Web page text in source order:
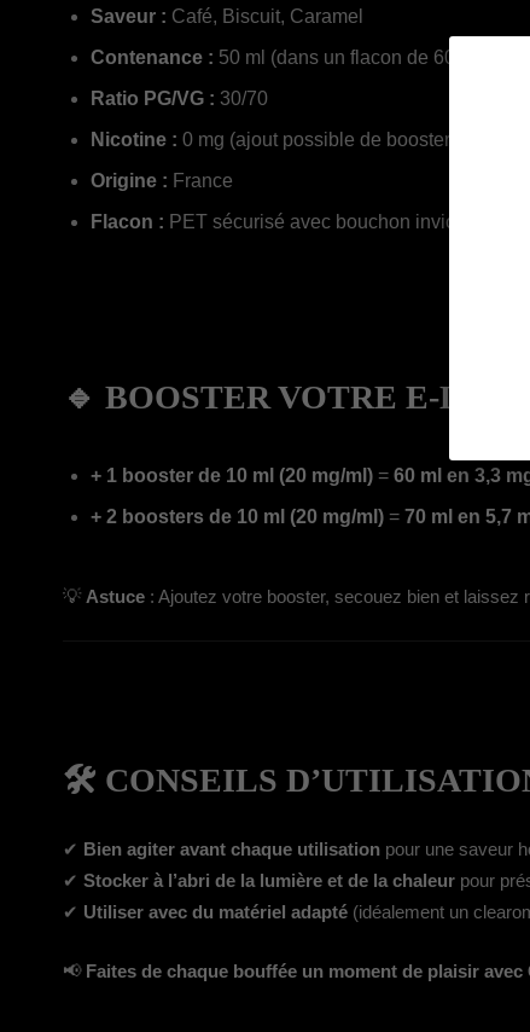
Saveur : Café, Biscuit, Caramel
Contenance : 50 ml (dans un flacon de 60 ml)
Ratio PG/VG : 30/70
Nicotine : 0 mg (ajout possible de booster)
Origine : France
Flacon : PET sécurisé avec bouchon inviolable
🔹 BOOSTER VOTRE E-
+ 1 booster de 10 ml (20 mg/ml) =60 ml en 3,3
+ 2 boosters de 10 ml (20 mg/ml) =70 ml en 5,7
💡 Astuce : Ajoutez votre booster, secouez bien et laissez
🛠️ CONSEILS
✔ Bien agiter avant chaque utilisation pour une saveur
✔ Stocker à l’abri de la lumière et de la chaleur pour
✔ Utiliser avec du matériel adapté (idéalement un
📢 Faites de chaque bouffée un moment de plaisir avec